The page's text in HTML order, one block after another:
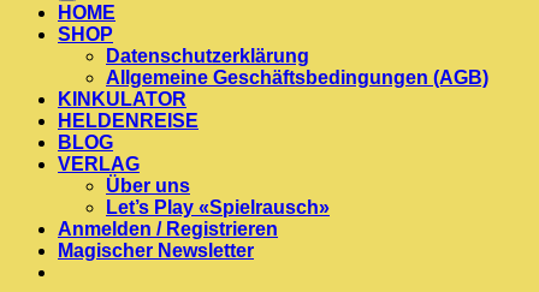
HOME
SHOP
Datenschutzerklärung
Allgemeine Geschäftsbedingungen (AGB)
KINKULATOR
HELDENREISE
BLOG
VERLAG
Über uns
Let’s Play «Spielrausch»
Anmelden / Registrieren
Magischer Newsletter